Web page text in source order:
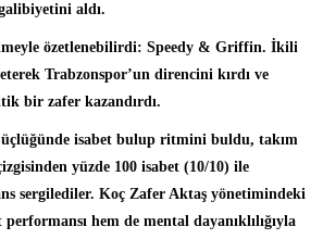
aldı.
özetlenebilirdi: Speedy & Griffin. İkili
Trabzonspor’un direncini kırdı ve
bir zafer kazandırdı.
isabet bulup ritmini buldu, takım
yüzde 100 isabet (10/10) ile
sergilediler. Koç Zafer Aktaş yönetimindeki
hem de mental dayanıklılığıyla